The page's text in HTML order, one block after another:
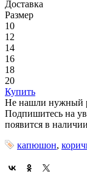
Доставка
Размер
10
12
14
16
18
20
Купить
Не нашли нужный
Подпишитесь на
появится в
капюшон,